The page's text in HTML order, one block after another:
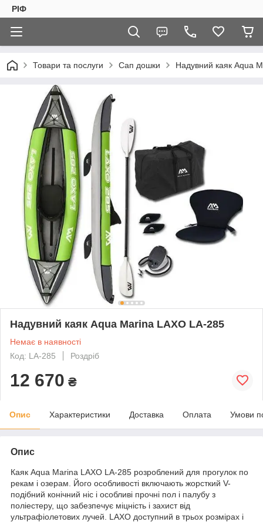
РІФ
Товари та послуги Сап дошки Надувний каяк Aqua
Надувний каяк Aqua Marina LAXO LA-285
Немає в наявності
Код: LA-285
Роздріб
12 670 ₴
Опис Характеристики Доставка Оплата Умови
Опис
Каяк Aqua Marina LAXO LA-285 розроблений для прогулок по
рекам і озерам. Його особливості включають жорсткий V-
подібний конічний ніс і особливі прочні пол і палубу з
поліестеру, що забезпечує міцність і захист від
ультрафіолетових лучей. LAXO доступний в трьох розмірах і